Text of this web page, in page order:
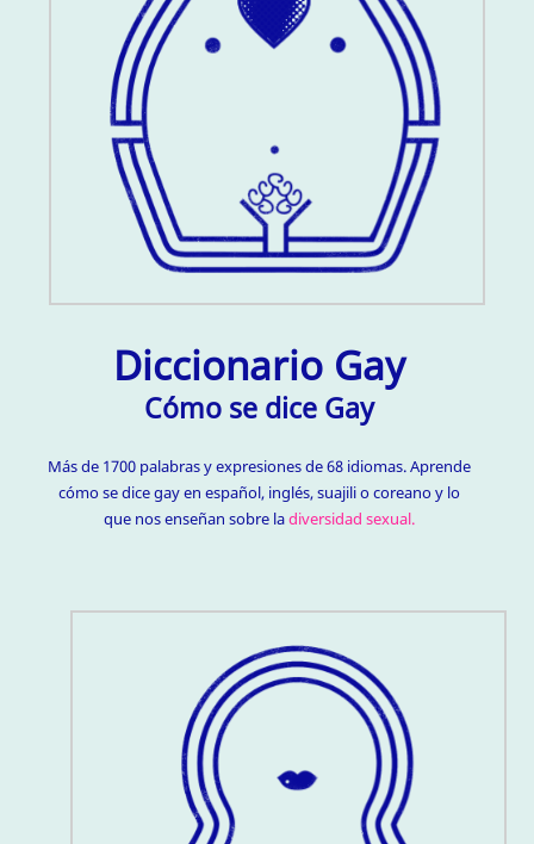
Diccionario Gay
Cómo se dice Gay
Más de 1700 palabras y expresiones de 68 idiomas. Aprende
cómo se dice gay en español, inglés, suajili o coreano y lo
que nos enseñan sobre ladiversidad sexual.